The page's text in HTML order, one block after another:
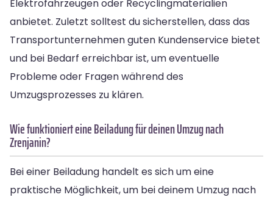
Elektrofahrzeugen oder Recyclingmaterialien
anbietet. Zuletzt solltest du sicherstellen, dass das
Transportunternehmen guten Kundenservice bietet
und bei Bedarf erreichbar ist, um eventuelle
Probleme oder Fragen während des
Umzugsprozesses zu klären.
Wie funktioniert eine Beiladung für deinen Umzug nach
Zrenjanin?
Bei einer Beiladung handelt es sich um eine
praktische Möglichkeit, um bei deinem Umzug nach